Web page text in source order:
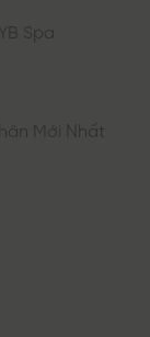
Spa
Mới Nhất